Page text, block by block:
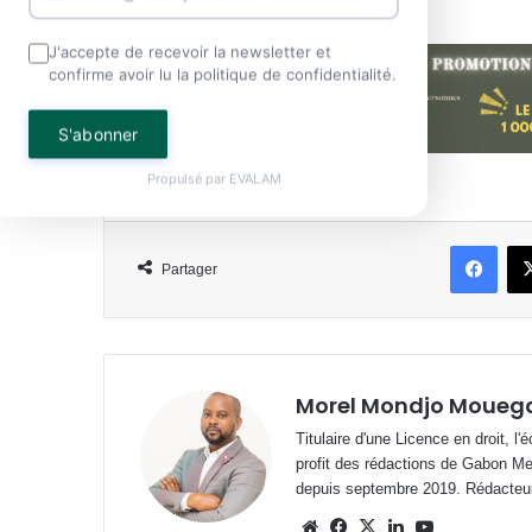
Partager
Morel Mondjo
Titulaire d'une Licence en droit,
profit des rédactions de Gabon
depuis septembre 2019.
WebsiteFacebook
X Linkedin
J'accepte de recevoir la newsletter et
confirme avoir lu la politique de confidentialité.
S'abonner
Propulsé par EVALAM